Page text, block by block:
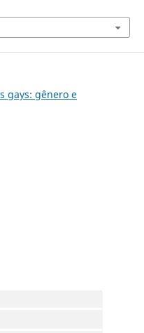
gays: gênero e